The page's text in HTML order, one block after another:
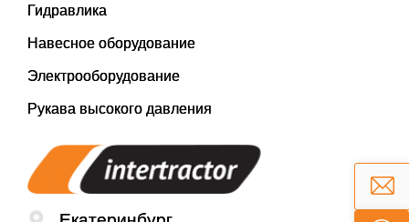
Гидравлика
Навесное оборудование
Электрооборудование
Рукава высокого давления